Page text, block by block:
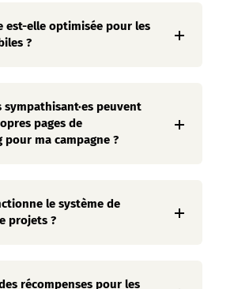
est-elle optimisée pour les
?
sympathisant·es peuvent
pages de
ma campagne ?
le système de
projets ?
récompenses pour les